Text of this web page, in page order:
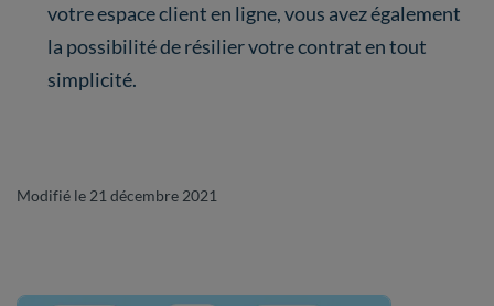
votre espace client en ligne, vous avez également
la possibilité de résilier votre contrat en tout
simplicité.
Modifié le 21 décembre 2021